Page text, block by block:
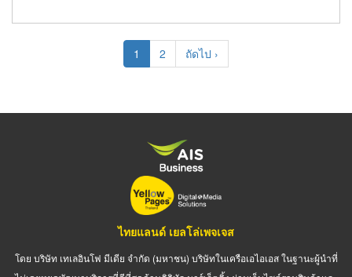
Current
page
1 Page
2
Next
page
ถัดไป ›
ไทยแลนด์ เยลโล่เพจเจส
โดย บริษัท เทเลอินโฟ มีเดีย จำกัด (มหาชน) บริษัทในเครือเอไอเอส ในฐานะผู้นำที่